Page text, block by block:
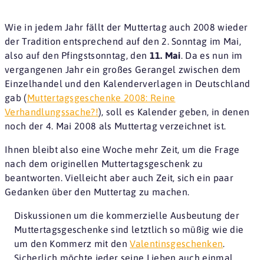
Wie in jedem Jahr fällt der Muttertag auch 2008 wieder
der Tradition entsprechend auf den 2. Sonntag im Mai,
also auf den Pfingstsonntag, den 11. Mai. Da es nun im
vergangenen Jahr ein großes Gerangel zwischen dem
Einzelhandel und den Kalenderverlagen in Deutschland
gab (Muttertagsgeschenke 2008: Reine
Verhandlungssache?!), soll es Kalender geben, in denen
noch der 4. Mai 2008 als Muttertag verzeichnet ist.
Ihnen bleibt also eine Woche mehr Zeit, um die Frage
nach dem originellen Muttertagsgeschenk zu
beantworten. Vielleicht aber auch Zeit, sich ein paar
Gedanken über den Muttertag zu machen.
Diskussionen um die kommerzielle Ausbeutung der
Muttertagsgeschenke sind letztlich so müßig wie die
um den Kommerz mit denValentinsgeschenken.
Sicherlich möchte jeder seine Lieben auch einmal